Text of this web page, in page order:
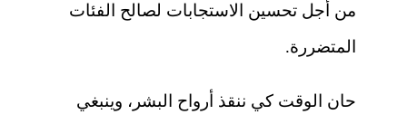
من أجل تحسين الاستجابات لصالح الفئات
المتضررة.
حان الوقت كي ننقذ أرواح البشر، وينبغي